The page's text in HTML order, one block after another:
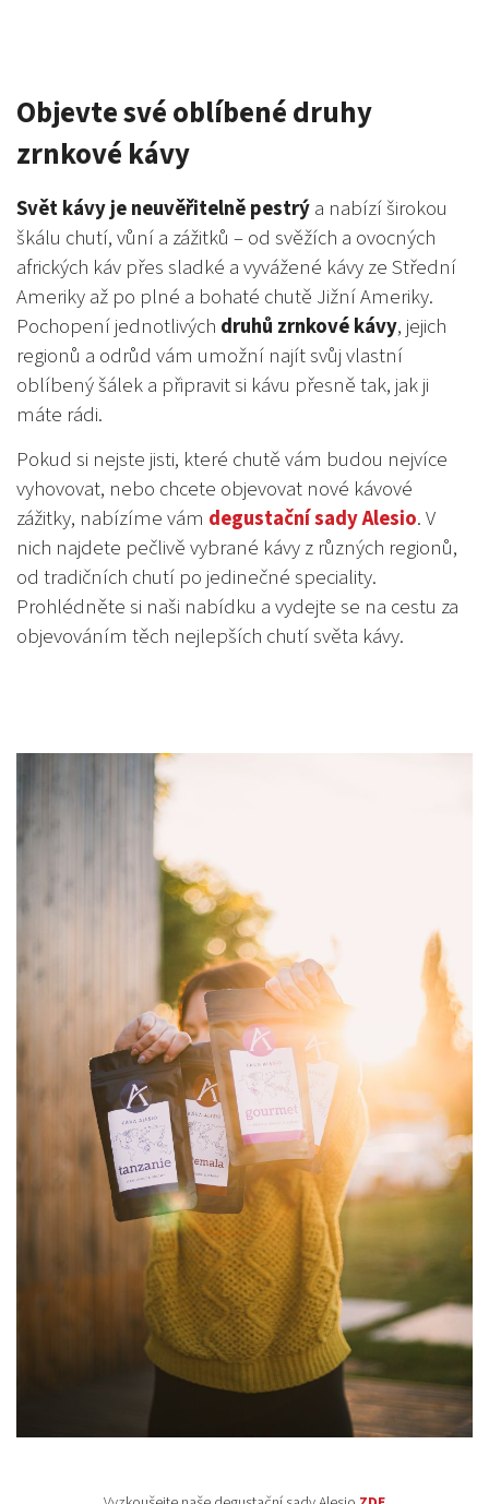
Objevte své oblíbené druhy
zrnkové kávy
Svět kávy je neuvěřitelně pestrýa nabízí širokou
škálu chutí, vůní a zážitků – od svěžích a ovocných
afrických káv přes sladké a vyvážené kávy ze Střední
Ameriky až po plné a bohaté chutě Jižní Ameriky.
Pochopení jednotlivých druhů zrnkové kávy, jejich
regionů a odrůd vám umožní najít svůj vlastní
oblíbený šálek a připravit si kávu přesně tak, jak ji
máte rádi.
Pokud si nejste jisti, které chutě vám budou nejvíce
vyhovovat, nebo chcete objevovat nové kávové
zážitky, nabízíme vám degustační sady Alesio. V
nich najdete pečlivě vybrané kávy z různých regionů,
od tradičních chutí po jedinečné speciality.
Prohlédněte si naši nabídku a vydejte se na cestu za
objevováním těch nejlepších chutí světa kávy.